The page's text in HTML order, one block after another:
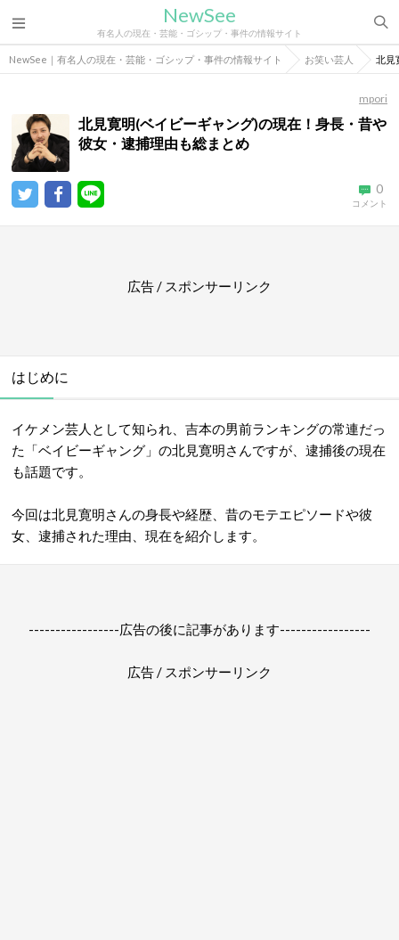
NewSee
有名人の現在・芸能・ゴシップ・事件の情報サイト
NewSee｜有名人の現在・芸能・ゴシップ・事件の情報サイト お笑い芸人 北見
mpori
北見寛明(ベイビーギャング)の現在！身長・昔や
彼女・逮捕理由も総まとめ
0
コメント
広告 / スポンサーリンク
はじめに
イケメン芸人として知られ、吉本の男前ランキングの常連だっ
た「ベイビーギャング」の北見寛明さんですが、逮捕後の現在
も話題です。
今回は北見寛明さんの身長や経歴、昔のモテエピソードや彼
女、逮捕された理由、現在を紹介します。
-----------------広告の後に記事があります-----------------
広告 / スポンサーリンク